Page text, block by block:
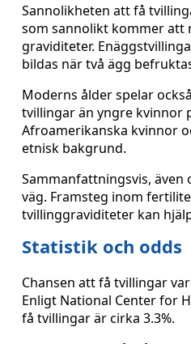
Sannolikheten att få
som sannolikt kommer att
graviditeter.
bildas när två ägg
Moderns ålder spelar
tvillingar än yngre kvinnor
Afroamerikanska kvinnor
etnisk bakgrund.
Sammanfattningsvis,
väg. Framsteg inom
tvillinggraviditeter kan
Statistik och odds
Chansen att få tvillingar
Enligt National Center for
få tvillingar är cirka 3.3%.